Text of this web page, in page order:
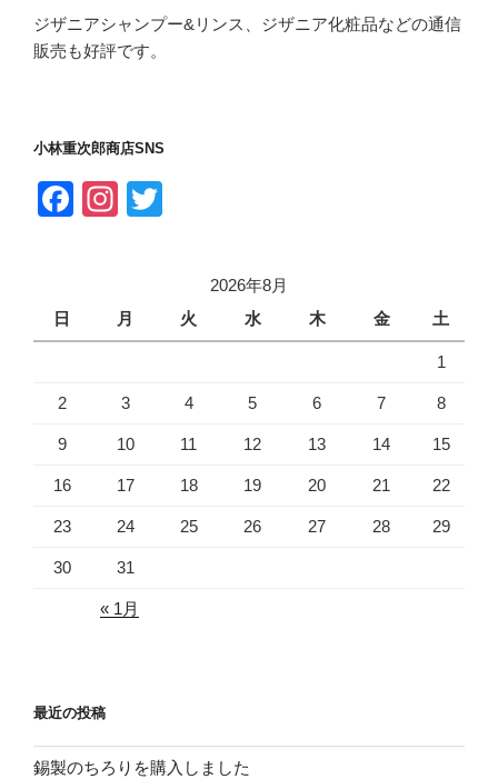
ジザニアシャンプー&リンス、ジザニア化粧品などの通信
販売も好評です。
小林重次郎商店SNS
F
b
In
gr
a
er
2026年8月
日
月 火 水 木 金 土
1
2 3 4 5 6 7 8
9 10 11 12 13 14 15
16 17 18 19 20 21 22
23 24 25 26 27 28 29
30 31
« 1月
最近の投稿
錫製のちろりを購入しました